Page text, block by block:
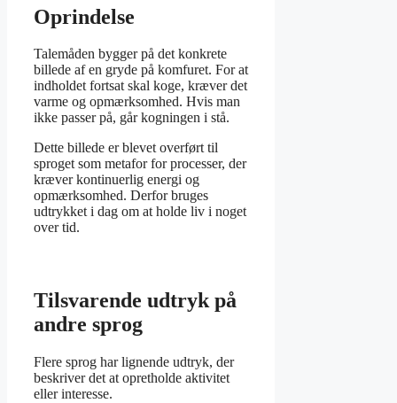
Oprindelse
Talemåden bygger på det konkrete
billede af en gryde på komfuret. For at
indholdet fortsat skal koge, kræver det
varme og opmærksomhed. Hvis man
ikke passer på, går kogningen i stå.
Dette billede er blevet overført til
sproget som metafor for processer, der
kræver kontinuerlig energi og
opmærksomhed. Derfor bruges
udtrykket i dag om at holde liv i noget
over tid.
Tilsvarende udtryk på
andre sprog
Flere sprog har lignende udtryk, der
beskriver det at opretholde aktivitet
eller interesse.